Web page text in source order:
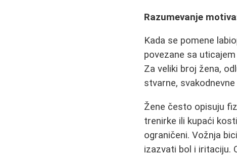
Razumevanje
Kada se pomene
povezane sa
Za veliki broj žena,
stvarne,
Žene često opisuju
trenirke ili kupaći
ograničeni. Vožnja
izazvati bol i iritaciju.